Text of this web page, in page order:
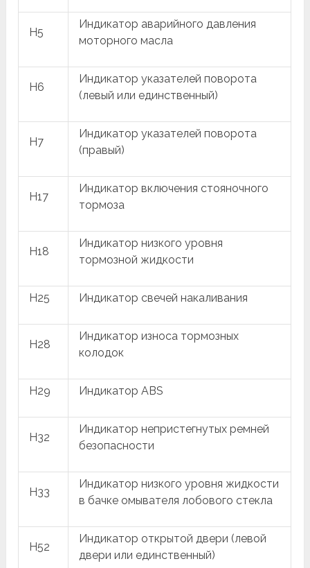
H5
Индикатор аварийного давления
моторного масла
H6
Индикатор указателей поворота
(левый или единственный)
H7
Индикатор указателей поворота
(правый)
H17
Индикатор включения стояночного
тормоза
H18
Индикатор низкого уровня
тормозной жидкости
H25 Индикатор свечей накаливания
H28
Индикатор износа тормозных
колодок
H29 Индикатор ABS
H32
Индикатор непристегнутых ремней
безопасности
H33
Индикатор низкого уровня жидкости
в бачке омывателя лобового стекла
H52
Индикатор открытой двери (левой
двери или единственный)